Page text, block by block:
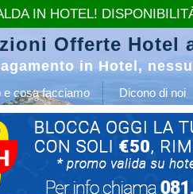
Offerte Hotel
in Hotel,
e cosa facciamo Dicono di noi
IN HOTEL!